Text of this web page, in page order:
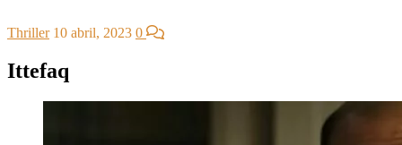
Thriller 10 abril, 2023 0
Ittefaq